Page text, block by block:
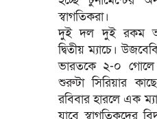
স্বাগতিকরা।
দুই দল দুই রকম
দ্বিতীয় ম্যাচে।
ভারতকে ২-০ গোলে
শুরুটা সিরিয়ার
রবিবার হারলে এক
যাবে স্বাগতিকদের